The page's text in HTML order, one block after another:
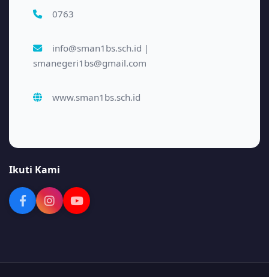
0763
info@sman1bs.sch.id |
smanegeri1bs@gmail.com
www.sman1bs.sch.id
Ikuti Kami